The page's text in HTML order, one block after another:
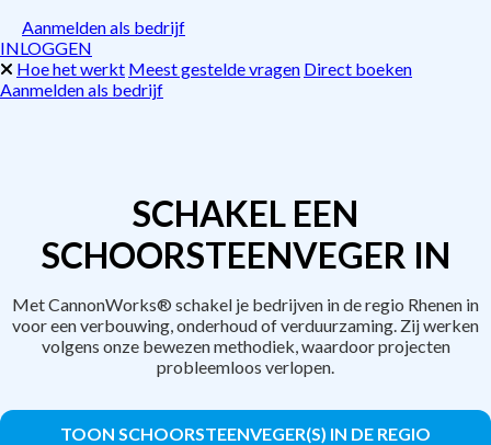
Aanmelden als bedrijf
INLOGGEN
Hoe het werkt Meest gestelde vragen Direct boeken
Aanmelden als bedrijf
SCHAKEL EEN
SCHOORSTEENVEGER IN
Met CannonWorks® schakel je bedrijven in de regio Rhenen in
voor een verbouwing, onderhoud of verduurzaming. Zij werken
volgens onze bewezen methodiek, waardoor projecten
probleemloos verlopen.
TOON SCHOORSTEENVEGER(S) IN DE REGIO